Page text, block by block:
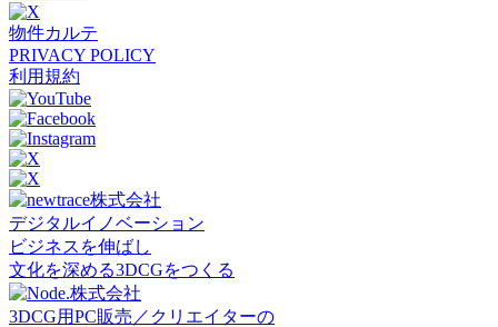
物件カルテ
PRIVACY POLICY
利用規約
デジタルイノベーション
ビジネスを伸ばし
文化を深める3DCGをつくる
3DCG用PC販売／クリエイターの